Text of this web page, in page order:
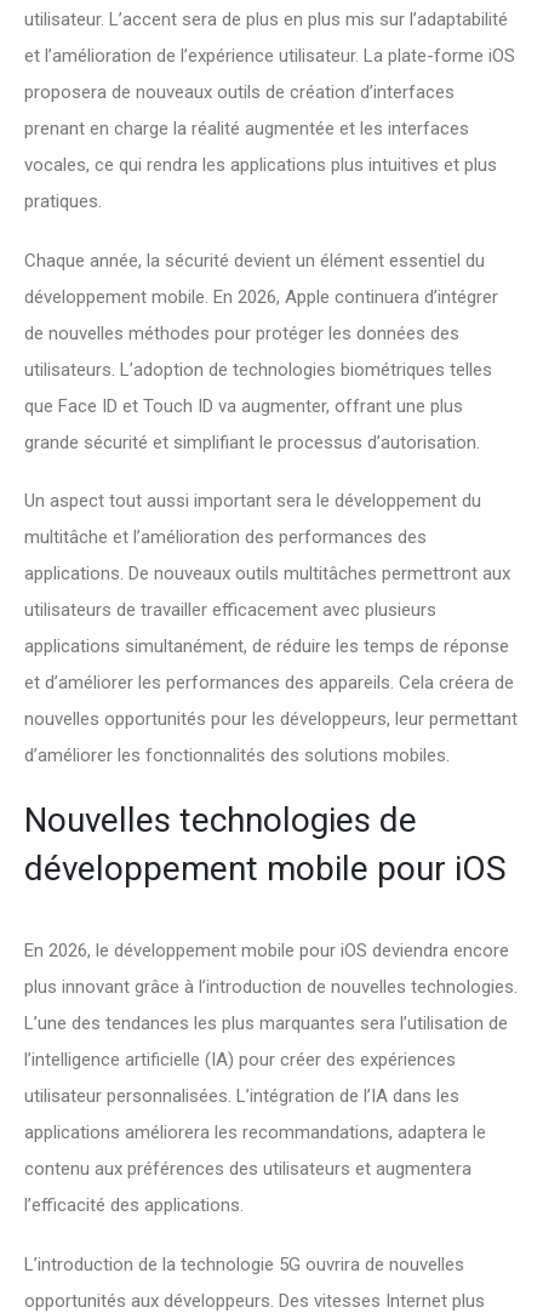
utilisateur. L’accent sera de plus en plus mis sur l’adaptabilité
et l’amélioration de l’expérience utilisateur. La plate-forme iOS
proposera de nouveaux outils de création d’interfaces
prenant en charge la réalité augmentée et les interfaces
vocales, ce qui rendra les applications plus intuitives et plus
pratiques.
Chaque année, la sécurité devient un élément essentiel du
développement mobile. En 2026, Apple continuera d’intégrer
de nouvelles méthodes pour protéger les données des
utilisateurs. L’adoption de technologies biométriques telles
que Face ID et Touch ID va augmenter, offrant une plus
grande sécurité et simplifiant le processus d’autorisation.
Un aspect tout aussi important sera le développement du
multitâche et l’amélioration des performances des
applications. De nouveaux outils multitâches permettront aux
utilisateurs de travailler efficacement avec plusieurs
applications simultanément, de réduire les temps de réponse
et d’améliorer les performances des appareils. Cela créera de
nouvelles opportunités pour les développeurs, leur permettant
d’améliorer les fonctionnalités des solutions mobiles.
Nouvelles technologies de
développement mobile pour iOS
En 2026, le développement mobile pour iOS deviendra encore
plus innovant grâce à l’introduction de nouvelles technologies.
L’une des tendances les plus marquantes sera l’utilisation de
l’intelligence artificielle (IA) pour créer des expériences
utilisateur personnalisées. L’intégration de l’IA dans les
applications améliorera les recommandations, adaptera le
contenu aux préférences des utilisateurs et augmentera
l’efficacité des applications.
L’introduction de la technologie 5G ouvrira de nouvelles
opportunités aux développeurs. Des vitesses Internet plus